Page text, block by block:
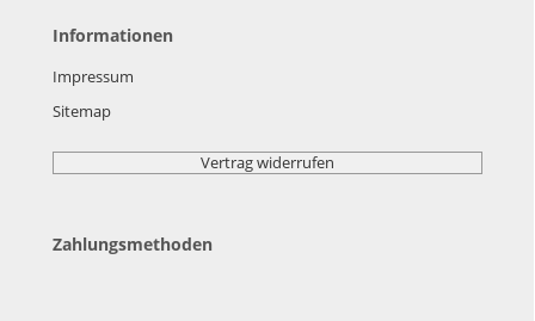
Informationen
Impressum
Sitemap
Vertrag widerrufen
Zahlungsmethoden